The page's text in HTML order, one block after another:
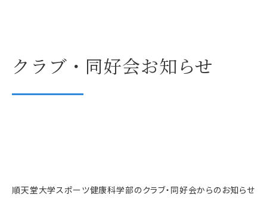
クラブ・同好会お知らせ
順天堂大学スポーツ健康科学部のクラブ・同好会からのお知らせ